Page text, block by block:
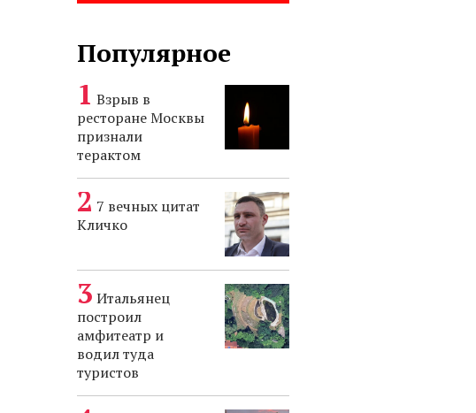
Популярное
Взрыв в
ресторане Москвы
признали
терактом
7 вечных цитат
Кличко
Итальянец
построил
амфитеатр и
водил туда
туристов